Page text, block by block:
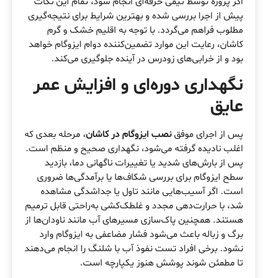
پیش از اجرا بررسی شده و بهترین شرایط برای نتیجه‌گیری
مطلوب فراهم می‌گردد. با توجه به اقلیم خشک و گرم
کاشان، رعایت این موارد تضمین‌کننده دوام ایزوگام خواهد
بود و از خرابی‌های زودرس در آینده جلوگیری می‌کند.
نگهداری دوره‌ای و افزایش عمر
عایق
پس از اجرای موفقنصب ایزوگام در کاشان، مرحله بعدی که
اغلب نادیده گرفته می‌شود، نگهداری صحیح و منظم است.
پس از بارش‌های شدید یا تغییرات ناگهانی دما، بازدید
سطح ایزوگام برای بررسی شکاف‌ها یا برآمدگی‌ها ضروری
است. اگر آسیب‌هایی مانند تاول یا جداشدگی مشاهده
شد، با حرارت‌دهی مجدد و غلطک‌کشی به‌راحتی قابل ترمیم
هستند. همچنین پاک‌سازی مسیرهای آب مانند ناودان‌ها از
برگ و زباله باعث می‌شود فشار مضاعفی به ایزوگام وارد
نشود. برخی افراد تست نفوذ آب با شلنگ را انجام می‌دهند
تا مطمئن شوند پوشش هنوز یکپارچه است.